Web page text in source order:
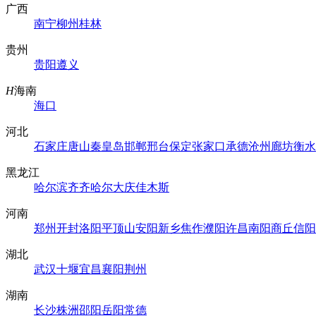
广西
南宁柳州桂林
贵州
贵阳遵义
H海南
海口
河北
石家庄唐山秦皇岛邯郸邢台保定张家口承德沧州 廊坊衡水
黑龙江
哈尔滨齐齐哈尔大庆佳木斯
河南
郑州开封洛阳平顶山安阳新乡焦作濮阳许昌南阳商丘信阳
湖北
武汉十堰宜昌襄阳荆州
湖南
长沙株洲邵阳岳阳常德